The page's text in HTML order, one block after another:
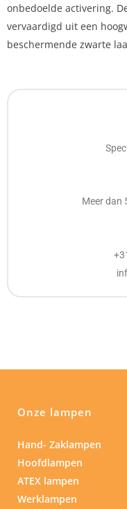
onbedoelde activering.
vervaardigd uit een
beschermende zwarte
Meer dan
Onze lampen
Hand- Zaklampen
Hoofdlampen
ATEX lampen
Werklampen